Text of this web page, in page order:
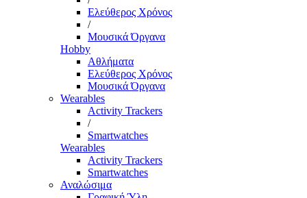
Ελεύθερος Χρόνος
/
Μουσικά Όργανα
Hobby
Αθλήματα
Ελεύθερος Χρόνος
Μουσικά Όργανα
Wearables
Activity Trackers
/
Smartwatches
Wearables
Activity Trackers
Smartwatches
Αναλώσιμα